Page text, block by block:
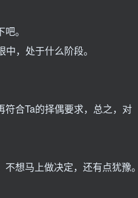
。
，处于什么阶段。
合Ta的择偶要求，总之，对
不想马上做决定，还有点犹豫